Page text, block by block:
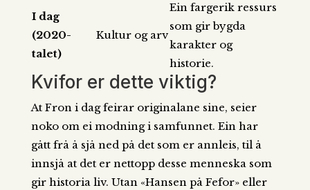
I dag
(2020-
talet)
Kultur og arv
Ein fargerik ressurs
som gir bygda
karakter og
historie.
Kvifor er dette viktig?
At Fron i dag feirar originalane sine, seier
noko om ei modning i samfunnet. Ein har
gått frå å sjå ned på det som er annleis, til å
innsjå at det er nettopp desse menneska som
gir historia liv. Utan «Hansen på Fefor» eller